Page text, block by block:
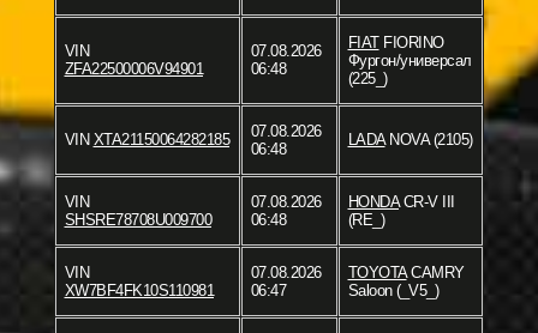
VIN
ZFA22500006V94901
07.08.2026
06:48
FIATFIORINO
Фургон/универсал
(225_)
VIN XTA21150064282185
07.08.2026
06:48
LADANOVA (2105)
VIN
SHSRE78708U009700
07.08.2026
06:48
HONDACR-V III
(RE_)
VIN
XW7BF4FK10S110981
07.08.2026
06:47
TOYOTACAMRY
Saloon (_V5_)